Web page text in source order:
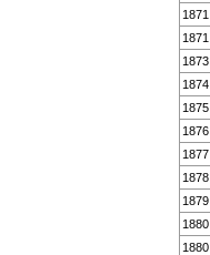
1871
1871
1873
1874
1875
1876
1877
1878
1879
1880
1880